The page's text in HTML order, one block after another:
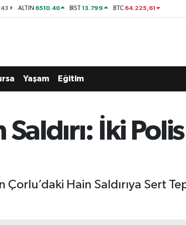
ALTIN 6510.40 BİST13.799 BTC 64.225,61
Yaşam Eğitim
İki
Çorlu’daki Hain Saldırıya Sert